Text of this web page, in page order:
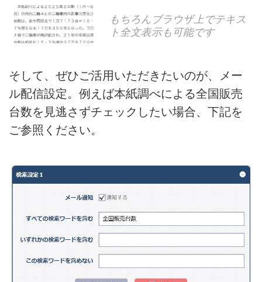
もちろんブラウザ上でテキス
ト全文表示も可能です
そして、ぜひご活用いただきたいのが、メー
ル配信設定。例えば本紙調べによる全国販売
台数を見逃さずチェックしたい場合、下記を
ご参照ください。